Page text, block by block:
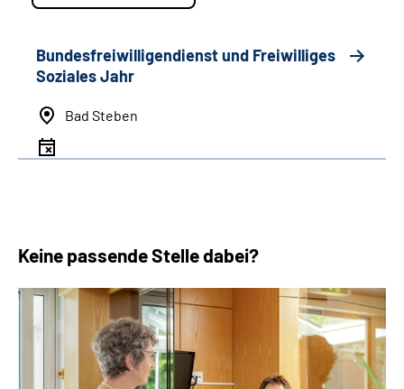
Bundesfreiwilligendienst und Freiwilliges
Soziales Jahr
Bad Steben
Keine passende Stelle dabei?